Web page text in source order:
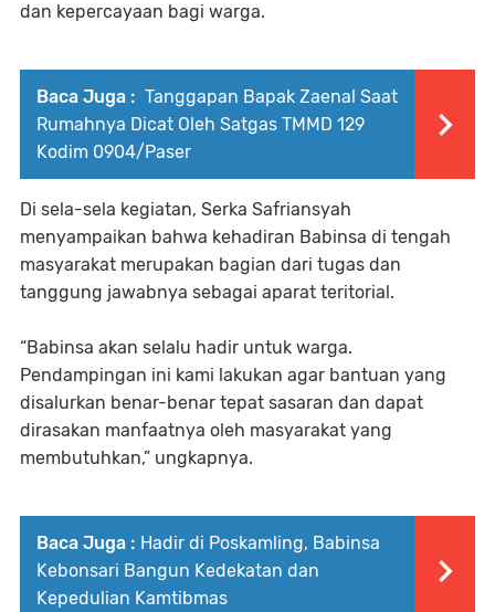
dan kepercayaan bagi warga.
Baca Juga : Tanggapan Bapak Zaenal Saat
Rumahnya Dicat Oleh Satgas TMMD 129
Kodim 0904/Paser
Di sela-sela kegiatan, Serka Safriansyah
menyampaikan bahwa kehadiran Babinsa di tengah
masyarakat merupakan bagian dari tugas dan
tanggung jawabnya sebagai aparat teritorial.
“Babinsa akan selalu hadir untuk warga.
Pendampingan ini kami lakukan agar bantuan yang
disalurkan benar-benar tepat sasaran dan dapat
dirasakan manfaatnya oleh masyarakat yang
membutuhkan,” ungkapnya.
Baca Juga : Hadir di Poskamling, Babinsa
Kebonsari Bangun Kedekatan dan
Kepedulian Kamtibmas